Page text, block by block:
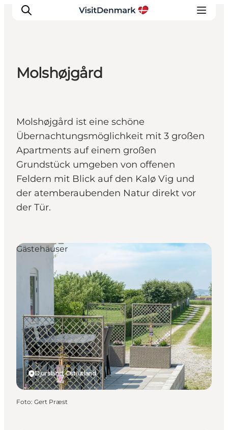
Erlebnisse
Unterkünfte
Reiseplanung
Molshøjgård
Molshøjgård ist eine schöne
Übernachtungsmöglichkeit mit 3 großen
Apartments auf einem großen
Grundstück umgeben von offenen
Feldern mit Blick auf den Kalø Vig und
der atemberaubenden Natur direkt vor
der Tür.
Djursland, Ostjütland
Gästehäuser
Foto: Gert Præst